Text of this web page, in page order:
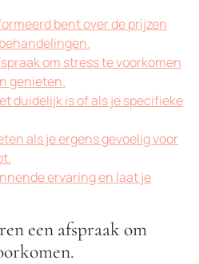
bent over de prijzen
om stress te voorkomen
genieten.
duidelijk is of als je specifieke
als je ergens gevoelig voor
ervaring en laat je
een afspraak om